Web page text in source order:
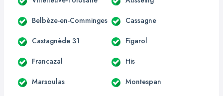
Belbèze-en-Comminges Cassagne
Castagnède 31 Figarol
Francazal His
Marsoulas Montespan